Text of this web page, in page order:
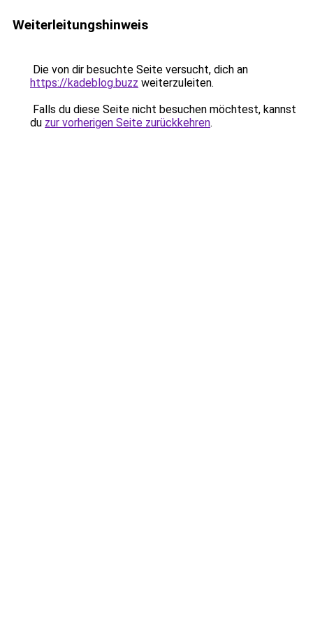
Weiterleitungshinweis
Die von dir besuchte Seite versucht, dich an
https://kadeblog.buzz weiterzuleiten.
Falls du diese Seite nicht besuchen möchtest, kannst
du zur vorherigen Seite zurückkehren.